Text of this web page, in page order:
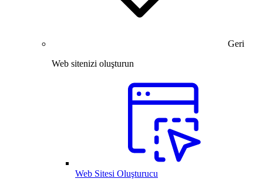
Geri
Web sitenizi oluşturun
Web Sitesi Oluşturucu